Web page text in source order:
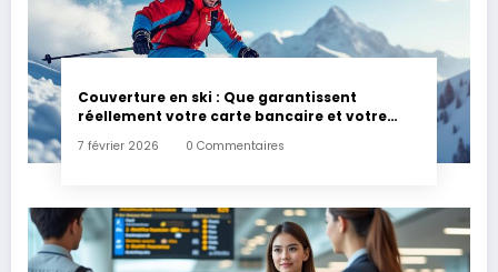
Couverture en ski : Que garantissent
réellement votre carte bancaire et votre
7 février 2026 0 Commentaires